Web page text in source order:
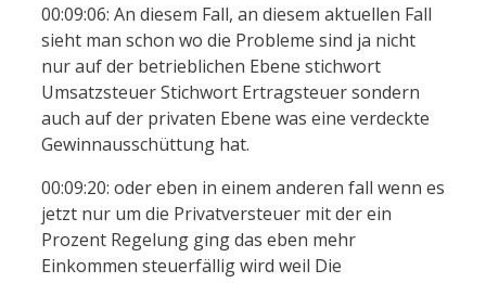
00:09:06: An diesem Fall, an diesem aktuellen Fall
sieht man schon wo die Probleme sind ja nicht
nur auf der betrieblichen Ebene stichwort
Umsatzsteuer Stichwort Ertragsteuer sondern
auch auf der privaten Ebene was eine verdeckte
Gewinnausschüttung hat.
00:09:20: oder eben in einem anderen fall wenn es
jetzt nur um die Privatversteuer mit der ein
Prozent Regelung ging das eben mehr
Einkommen steuerfällig wird weil Die